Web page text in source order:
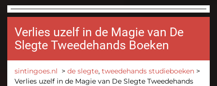
Verlies uzelf in de Magie van De
Slegte Tweedehands Boeken
sintingoes.nl > de slegte, tweedehands studieboeken >
Verlies uzelf in de Magie van De Slegte Tweedehands